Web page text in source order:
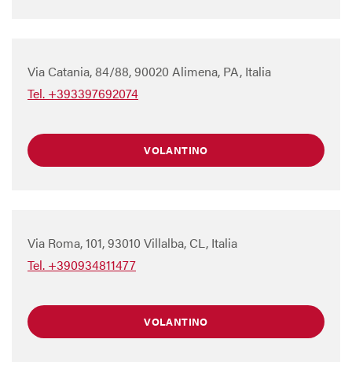
Via Catania, 84/88, 90020 Alimena, PA, Italia
Tel. +393397692074
VOLANTINO
Via Roma, 101, 93010 Villalba, CL, Italia
Tel. +390934811477
VOLANTINO